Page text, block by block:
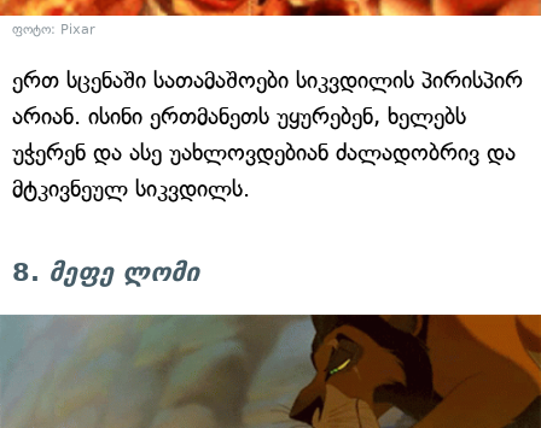
ფოტო: Pixar
ერთ სცენაში სათამაშოები სიკვდილის პირისპირ
არიან. ისინი ერთმანეთს უყურებენ, ხელებს
უჭერენ და ასე უახლოვდებიან ძალადობრივ და
მტკივნეულ სიკვდილს.
8. მეფე ლომი